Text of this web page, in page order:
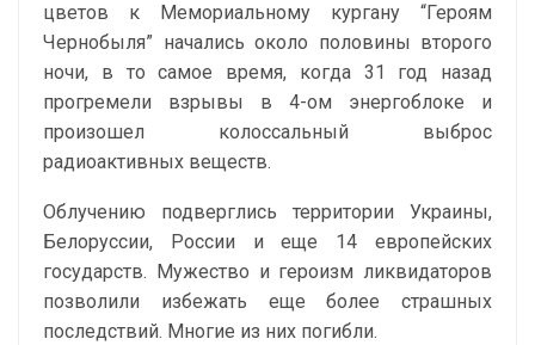
цветов к Мемориальному кургану “Героям
Чернобыля” начались около половины второго
ночи, в то самое время, когда 31 год назад
прогремели взрывы в 4-ом энергоблоке и
произошел колоссальный выброс
радиоактивных веществ.
Облучению подверглись территории Украины,
Белоруссии, России и еще 14 европейских
государств. Мужество и героизм ликвидаторов
позволили избежать еще более страшных
последствий. Многие из них погибли.